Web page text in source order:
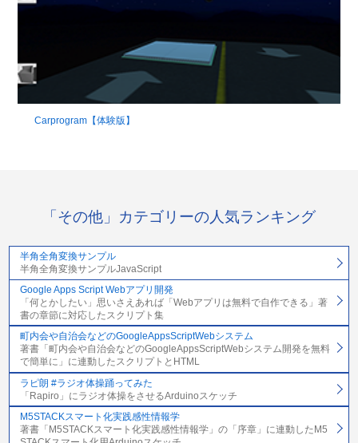
Carprogram【体験版】
「その他」カテゴリーの人気ランキング
半角全角変換サンプル
半角全角変換サンプルJavaScript
Google Apps Script Webアプリ開発
「何とかしたい」思いさえあれば「Webアプリは無料で自作できる」著
書の章節に対応したスクリプト集
町内会や自治会などのGoogleAppsScriptWebシステム
著書「町内会や自治会などのGoogleAppsScriptWebシステム開発を無料
で簡単に」に連動したスクリプトとHTML
ラピ朗 #ラジオ体操踊ってみた
「Rapiro」にラジオ体操をさせるArduinoスケッチ
M5STACKスマート化実践感性情報学
著書「M5STACKスマート化実践感性情報学」の「序章」に連動したM5